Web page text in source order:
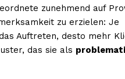
zunehmend auf
zu erzielen: Je
Auftreten, desto mehr
das sie als